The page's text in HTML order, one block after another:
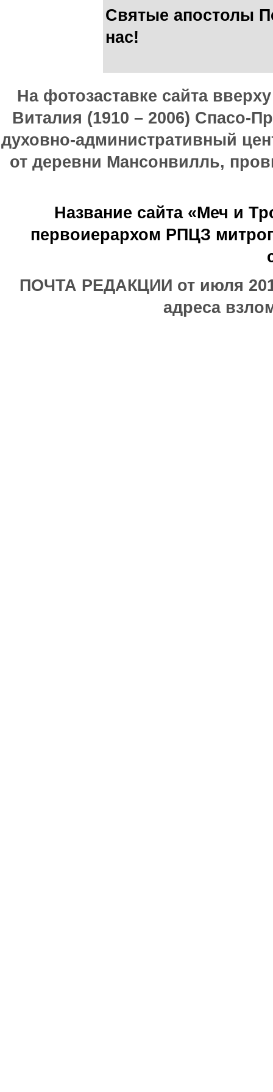
Святые апостолы
нас!
На фотозаставке сайта
Виталия (1910 – 2006) Спасо-
духовно-административный
от деревни Мансонвилль,
Название сайта «Меч и
первоиерархом РПЦЗ
ПОЧТА РЕДАКЦИИ от июля
адреса